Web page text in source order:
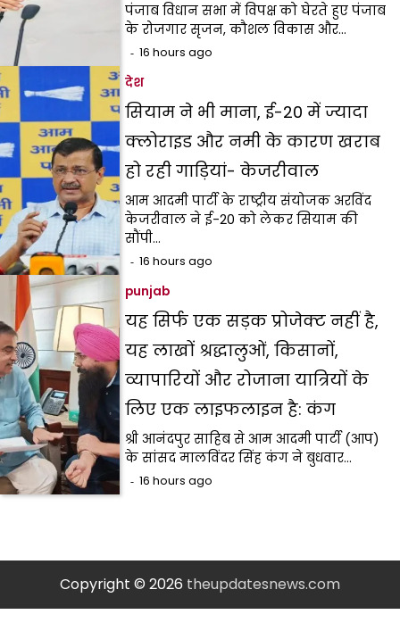
पंजाब विधान सभा में विपक्ष को घेरते हुए पंजाब
के रोजगार सृजन, कौशल विकास और…
16 hours ago
देश
सियाम ने भी माना, ई-20 में ज्यादा
क्लोराइड और नमी के कारण खराब
हो रही गाड़ियां- केजरीवाल
आम आदमी पार्टी के राष्ट्रीय संयोजक अरविंद
केजरीवाल ने ई-20 को लेकर सियाम की
सौंपी…
16 hours ago
punjab
यह सिर्फ एक सड़क प्रोजेक्ट नहीं है,
यह लाखों श्रद्धालुओं, किसानों,
व्यापारियों और रोजाना यात्रियों के
लिए एक लाइफलाइन है: कंग
श्री आनंदपुर साहिब से आम आदमी पार्टी (आप)
के सांसद मालविंदर सिंह कंग ने बुधवार…
16 hours ago
Copyright © 2026 theupdatesnews.com